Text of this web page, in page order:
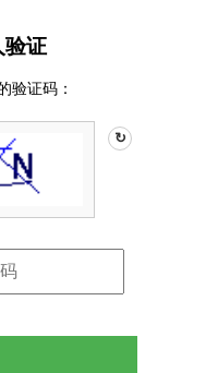
验证
验证码：
↻